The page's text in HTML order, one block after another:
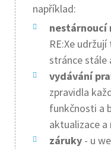
například:
nestárnoucí
RE:Xe
stránce stále
vydávání
zpravidla
funkčnosti a
aktualizace a
záruky - u